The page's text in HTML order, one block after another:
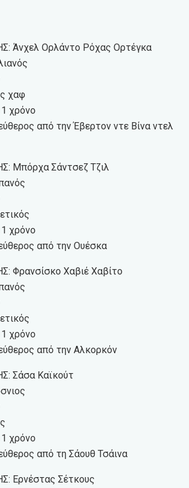
Άνχελ Ορλάντο Ρόχας Ορτέγκα
χαφ
χρόνο
από την Έβερτον ντε Βίνα ντελ
Μπόρχα Σάντσεζ Τζιλ
χρόνο
από την Ουέσκα
Φρανσίσκο Χαβιέ Χαβίτο
χρόνο
από την Αλκορκόν
Σάσα Καϊκούτ
χρόνο
από τη Σάουθ Τσάινα
Ερνέστας Σέτκους